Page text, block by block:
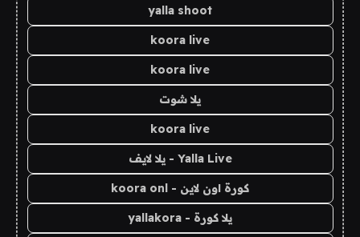
yalla shoot
koora live
koora live
يلا شوت
koora live
Yalla Live - يلا لايف
كورة اون لاين - koora onl
يلا كورة - yallakora